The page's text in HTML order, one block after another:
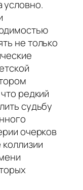
условно.
не только
редкий
судьбу
очерков